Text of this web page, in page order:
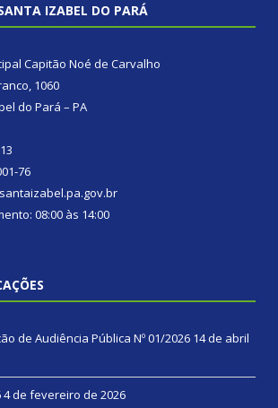
IZABEL DO PARÁ
Capitão Noé de Carvalho
1060
do Pará – PA
76
08:00 às 14:00
de Audiência Pública Nº 01/2026 14 de abril
4 de fevereiro de 2026